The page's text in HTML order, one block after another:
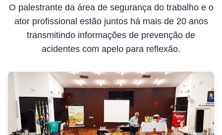
O palestrante da área de segurança do trabalho e o
ator profissional estão juntos há mais de 20 anos
transmitindo informações de prevenção de
acidentes com apelo para reflexão.